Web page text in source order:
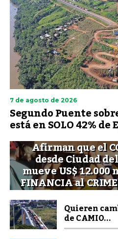
7 de agosto de 2026
Segundo Puente
está en SOLO 42% de
Afirman que el
desde Ciudad
mueve US$
FINANCIA al
Quieren
de CAMIO...